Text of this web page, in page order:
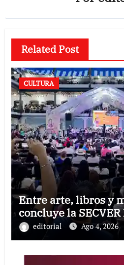
Related Post
CULTURA
Entre arte, libros y
concluye la
editorial Ago 4, 2026